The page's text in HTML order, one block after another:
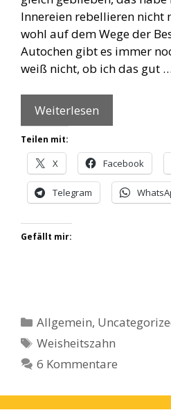
Innereien rebellieren nicht
wohl auf dem Wege der
Autochen gibt es immer
weiß nicht, ob ich das gut …
Weiterlesen
Teilen mit:
X Facebook
Telegram
Gefällt mir:
Kategorien
Allgemein,
Schlagwörter
Weisheitszahn
6 Kommentare